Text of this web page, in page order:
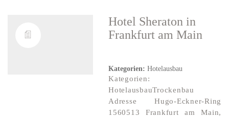
Hotel Sheraton in
Frankfurt am Main
Kategorien:Hotelausbau
Kategorien:
HotelausbauTrockenbau
Adresse Hugo-Eckner-Ring
1560513 Frankfurt am Main,